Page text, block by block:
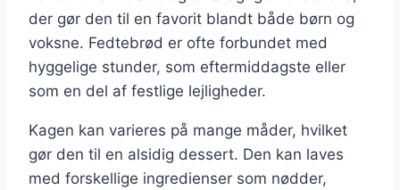
der gør den til en favorit blandt både børn og
voksne. Fedtebrød er ofte forbundet med
hyggelige stunder, som eftermiddagste eller
som en del af festlige lejligheder.
Kagen kan varieres på mange måder, hvilket
gør den til en alsidig dessert. Den kan laves
med forskellige ingredienser som nødder,